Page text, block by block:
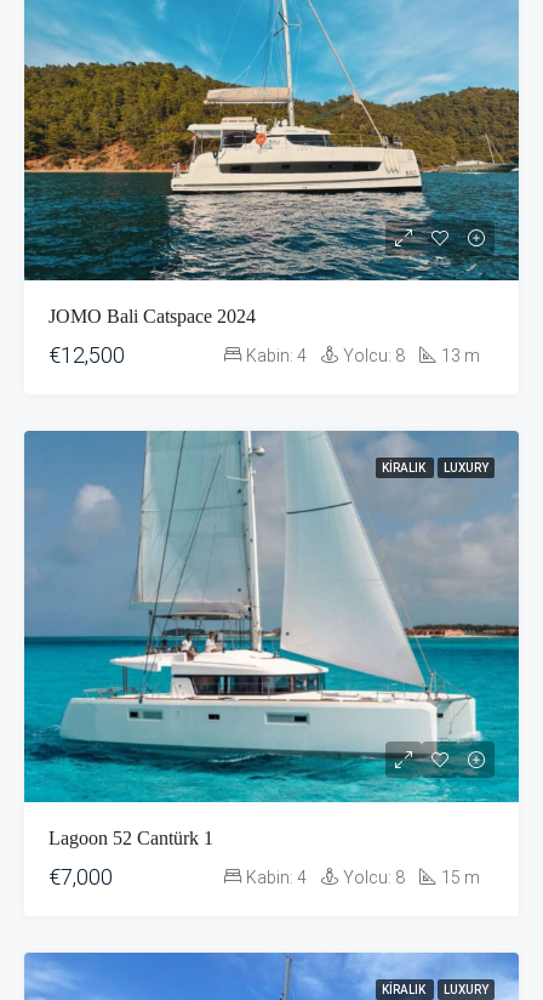
JOMO Bali Catspace 2024
€12,500 Kabin: 4 Yolcu: 8 13 m
KIRALIK LUXURY
Lagoon 52 Cantürk 1
€7,000 Kabin: 4 Yolcu: 8 15 m
KIRALIK LUXURY